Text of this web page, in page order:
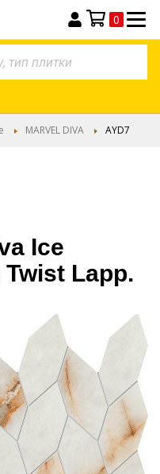
Моя корзина
0
MARVEL DIVA AYD7
Ice
Lapp.